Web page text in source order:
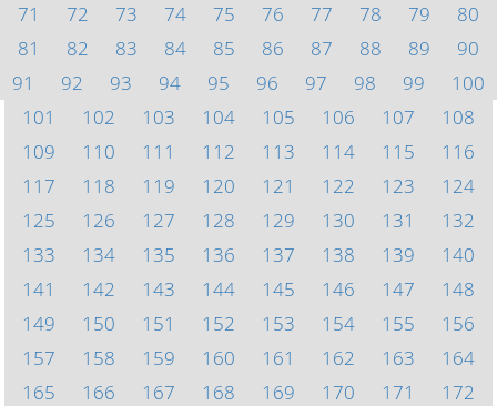
71
72 73 74 75 76 77 78 79
80
81
82 83 84 85 86 87 88 89
90
91
92 93 94 95 96 97 98 99
100
101
102 103 104 105 106 107
108
109
110 111 112 113 114 115
116
117
118 119 120 121 122 123
124
125
126 127 128 129 130 131
132
133
134 135 136 137 138 139
140
141
142 143 144 145 146 147
148
149
150 151 152 153 154 155
156
157
158 159 160 161 162 163
164
165
166 167 168 169 170 171
172